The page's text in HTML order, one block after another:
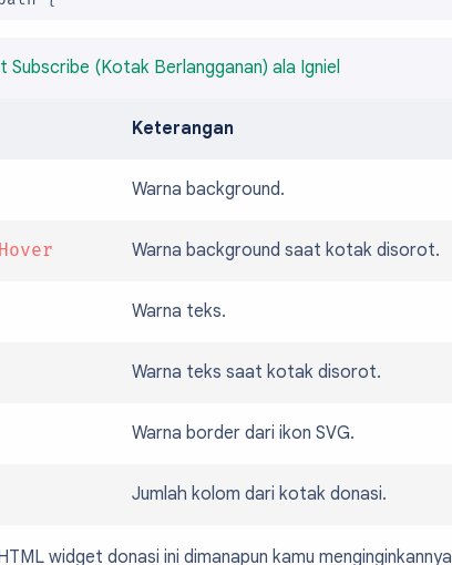
1.5px;
round;
svg:first-child {
svg:last-child {
Subscribe (Kotak Berlangganan) ala Igniel
Keterangan
Warna background.
Warna background saat kotak disorot.
Warna teks.
Warna teks saat kotak disorot.
Warna border dari ikon SVG.
Jumlah kolom dari kotak donasi.
widget donasi ini dimanapun kamu menginginkannya